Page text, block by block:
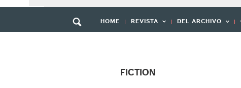
HOME REVISTA DEL ARCHIVO
FICTION